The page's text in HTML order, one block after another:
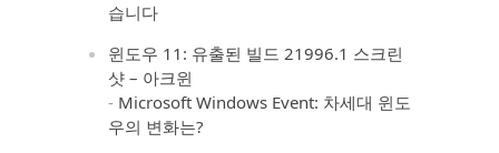
습니다
윈도우 11: 유출된 빌드 21996.1 스크린
샷 – 아크윈
- Microsoft Windows Event: 차세대 윈도
우의 변화는?